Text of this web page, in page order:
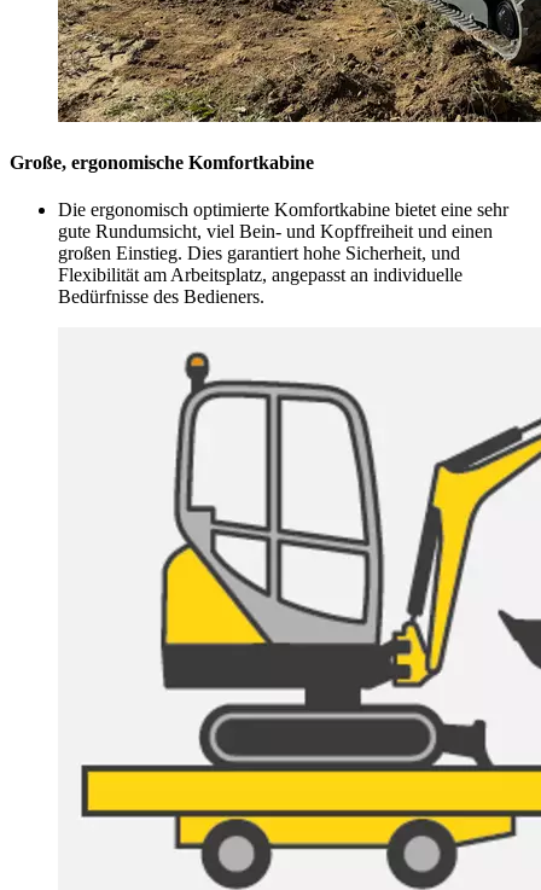
Große, ergonomische Komfortkabine
Die ergonomisch optimierte Komfortkabine bietet eine sehr
gute Rundumsicht, viel Bein- und Kopffreiheit und einen
großen Einstieg. Dies garantiert hohe Sicherheit, und
Flexibilität am Arbeitsplatz, angepasst an individuelle
Bedürfnisse des Bedieners.